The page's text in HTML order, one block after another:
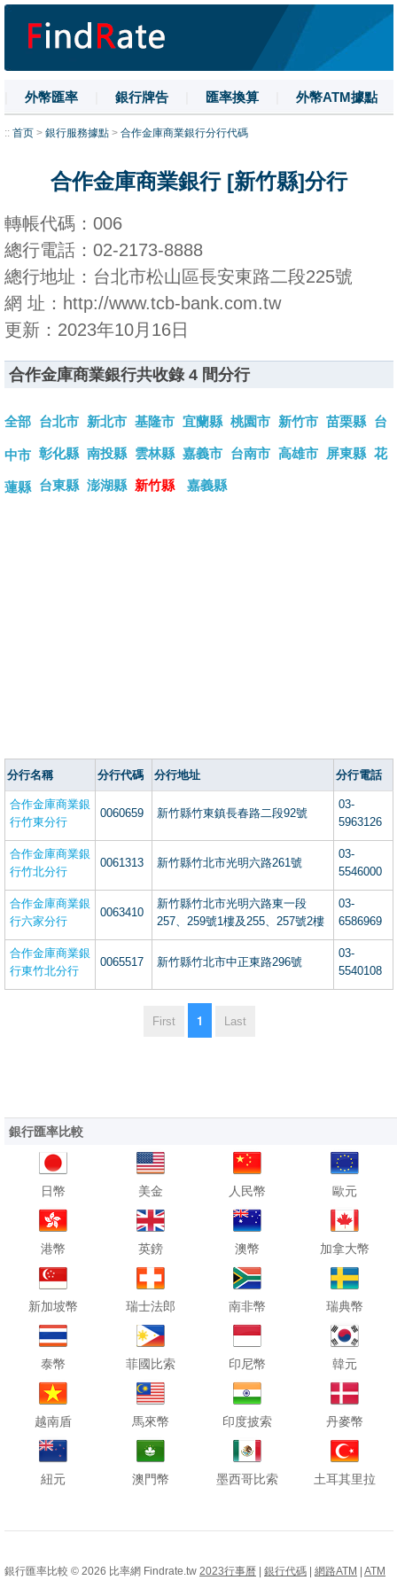
外幣匯率 銀行牌告 匯率換算 外幣ATM據點
| 名詞解釋 | 換匯技巧 | 數字大寫
:: 首页 > 銀行服務據點 > 合作金庫商業銀行分行代碼
合作金庫商業銀行 [新竹縣]分行
轉帳代碼：006
總行電話：02-2173-8888
總行地址：台北市松山區長安東路二段225號
網 址：http://www.tcb-bank.com.tw
更新：2023年10月16日
合作金庫商業銀行共收錄 4 間分行
全部 台北市 新北市 基隆市 宜蘭縣 桃園市 新竹市 苗栗縣 台
中市 彰化縣 南投縣 雲林縣 嘉義市 台南市 高雄市 屏東縣 花
蓮縣 台東縣 澎湖縣 新竹縣 嘉義縣
分行名稱 分行代碼 分行地址 分行電話
合作金庫商業銀
行竹東分行
0060659 新竹縣竹東鎮長春路二段92號
03-
5963126
合作金庫商業銀
行竹北分行
0061313 新竹縣竹北市光明六路261號
03-
5546000
合作金庫商業銀
行六家分行
0063410
新竹縣竹北市光明六路東一段
257、259號1樓及255、257號2樓
03-
6586969
合作金庫商業銀
行東竹北分行
0065517 新竹縣竹北市中正東路296號
03-
5540108
First 1 Last
銀行匯率比較
日幣 美金 人民幣 歐元
港幣 英鎊 澳幣 加拿大幣
新加坡幣 瑞士法郎 南非幣 瑞典幣
泰幣 菲國比索 印尼幣 韓元
越南盾 馬來幣 印度披索 丹麥幣
紐元 澳門幣 墨西哥比索 土耳其里拉
銀行匯率比較 © 2026 比率網 Findrate.tw 2023行事曆 銀行代碼 網路ATM ATM